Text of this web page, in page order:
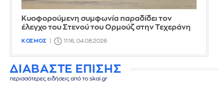
Κυοφορούμενη συμφωνία παραδίδει τον
έλεγχο του Στενού του Ορμούζ στην Τεχεράνη
ΚΟΣΜΟΣ 11:16, 04.08.2026
ΔΙΑΒΑΣΤΕ ΕΠΙΣΗΣ
περισσότερες ειδήσεις από το skai.gr